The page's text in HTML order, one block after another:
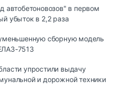
автобетоновозов" в первом
убыток в 2,2 раза
сборную модель
7513
упростили выдачу
и дорожной техники